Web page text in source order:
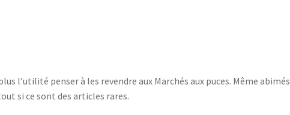
l’utilité penser à les revendre aux Marchés aux puces. Même abimés
si ce sont des articles rares.